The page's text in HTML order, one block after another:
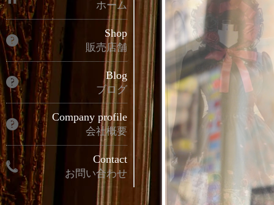
ホーム
Shop
販売店舗
Blog
ブログ
Company profile
会社概要
Contact
お問い合わせ